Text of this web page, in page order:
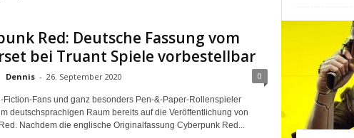
Red: Deutsche Fassung vom
bei Truant Spiele vorbestellbar
Dennis - 26. September 2020 0
Fiction-Fans und ganz besonders Pen-&-Paper-Rollenspieler
deutschsprachigen Raum bereits auf die Veröffentlichung von
Nachdem die englische Originalfassung Cyberpunk Red...